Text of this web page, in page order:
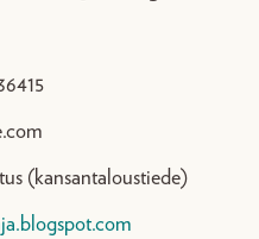
(kansantaloustiede)